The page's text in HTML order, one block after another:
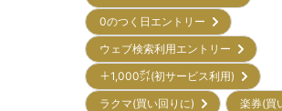
0のつく日エントリー
ウェブ検索利用エントリー
＋1,000㌽(初サービス利用)
ラクマ(買い回りに)
楽券(